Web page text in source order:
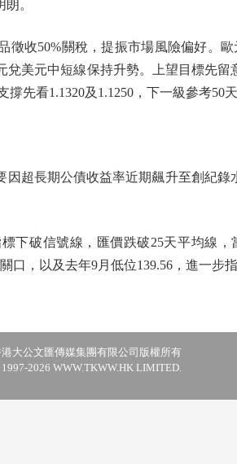
。
50%關稅，提振市場風險偏好。歐
美元中短線保持升勢。上望目標先留
先看1.1320及1.1250，下一級參考50天
長期公債收益率近期飆升至創紀錄
破信號線，匯價跌破25天平均線，
口，以及去年9月低位139.56，進一步
大公文匯傳媒集團有限公司版權所有
2026 WWW.TKWW.HK LIMITED.